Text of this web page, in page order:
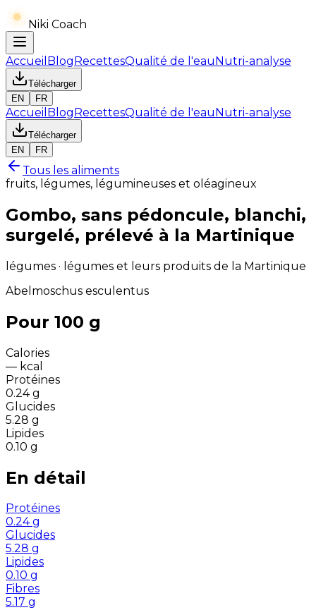
Niki Coach
Accueil BlogRecettesQualité de l'eauNutri-analyse
Télécharger
EN
FR
Accueil BlogRecettesQualité de l'eauNutri-analyse
Télécharger
EN
FR
Tous les aliments
fruits, légumes, légumineuses et oléagineux
Gombo, sans pédoncule, blanchi,
surgelé, prélevé à la Martinique
légumes · légumes et leurs produits de la Martinique
Abelmoschus esculentus
Pour 100 g
Calories
— kcal
Protéines
0.24 g
Glucides
5.28 g
Lipides
0.10 g
En détail
Protéines
0.24 g
Glucides
5.28 g
Lipides
0.10 g
Fibres
5.17 g